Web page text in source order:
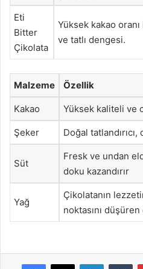
Eti
Bitter
Çikolata
Yüksek kakao oranı
ve tatlı dengesi.
Malzeme Özellik
Kakao Yüksek kaliteli ve
Şeker Doğal
Süt
Fresk ve undan
doku kazandırır
Yağ
Çikolatanın
noktasını
Facebook
X LinkedIn